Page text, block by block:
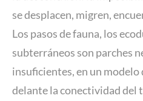
se desplacen, migren,
Los pasos de fauna, los
subterráneos son parches
insuficientes, en un
delante la conectividad del